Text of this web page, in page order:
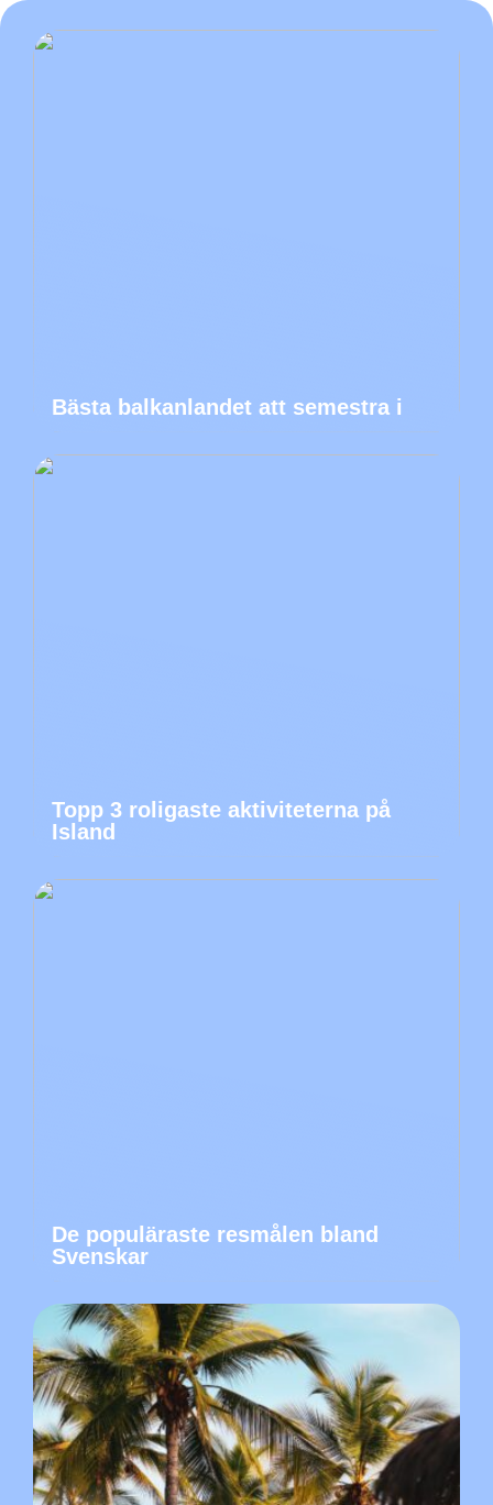
Bästa balkanlandet att semestra i
Topp 3 roligaste aktiviteterna på
Island
De populäraste resmålen bland
Svenskar